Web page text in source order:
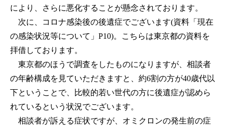
により、さらに悪化することが懸念されております。
次に、コロナ感染後の後遺症でございます(資料「現在
の感染状況等について」P10)。こちらは東京都の資料を
拝借しております。
東京都のほうで調査をしたものになりますが、相談者
の年齢構成を見ていただきますと、約6割の方が40歳代以
下ということで、比較的若い世代の方に後遺症が認めら
れているという状況でございます。
相談者が訴える症状ですが、オミクロンの発生前の症